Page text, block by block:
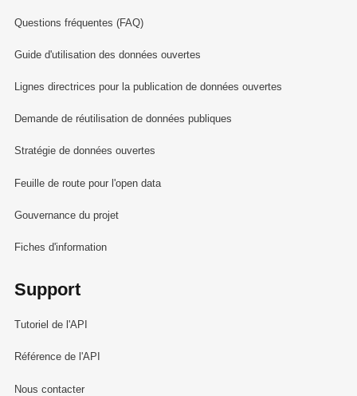
Questions fréquentes (FAQ)
Guide d'utilisation des données ouvertes
Lignes directrices pour la publication de données ouvertes
Demande de réutilisation de données publiques
Stratégie de données ouvertes
Feuille de route pour l'open data
Gouvernance du projet
Fiches d'information
Support
Tutoriel de l'API
Référence de l'API
Nous contacter